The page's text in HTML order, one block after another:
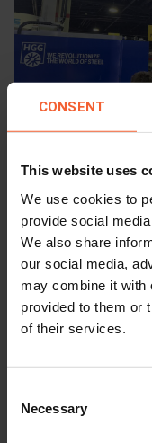
CONSENT
This website uses
We use cookies to
provide social
We also share
our social media,
may combine it with
provided to them or
of their services.
Selection
Necessary